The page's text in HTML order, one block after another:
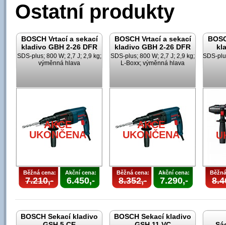
Ostatní produkty
BOSCH Vrtací a sekací
kladivo GBH 2-26 DFR
SDS-plus; 800 W; 2,7 J; 2,9 kg;
výměnná hlava
AKCE
UKONČENA
Běžná cena:
7.210,-
Akční cena:
6.450,-
BOSCH Vrtací a sekací
kladivo GBH 2-26 DFR
SDS-plus; 800 W; 2,7 J; 2,9 kg;
L-Boxx; výměnná hlava
AKCE
UKONČENA
Běžná cena:
8.352,-
Akční cena:
7.290,-
SDS-
BOSCH Sekací kladivo
BOSCH Sekací kladivo